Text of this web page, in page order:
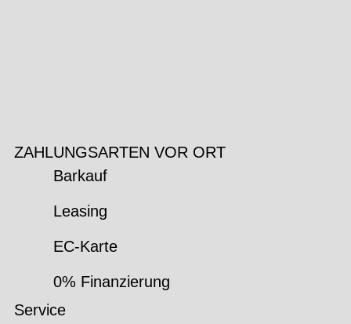
ZAHLUNGSARTEN VOR ORT
Barkauf
Leasing
EC-Karte
0% Finanzierung
Service